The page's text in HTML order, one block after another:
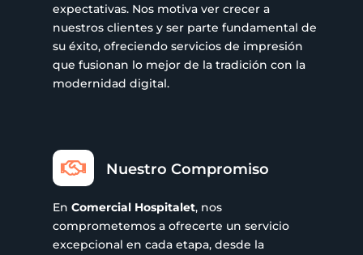
expectativas. Nos motiva ver crecer a
nuestros clientes y ser parte fundamental de
su éxito, ofreciendo servicios de impresión
que fusionan lo mejor de la tradición con la
modernidad digital.
 Nuestro Compromiso
En Comercial Hospitalet, nos
comprometemos a ofrecerte un servicio
excepcional en cada etapa, desde la